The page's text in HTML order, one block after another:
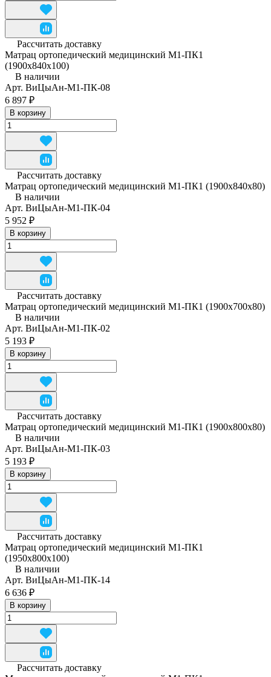
Рассчитать доставку
Матрац ортопедический медицинский М1-ПК1
(1900x840x100)
В наличии
Арт. ВиЦыАн-М1-ПК-08
6 897 ₽
В корзину
Рассчитать доставку
Матрац ортопедический медицинский М1-ПК1 (1900x840x80)
В наличии
Арт. ВиЦыАн-М1-ПК-04
5 952 ₽
В корзину
Рассчитать доставку
Матрац ортопедический медицинский М1-ПК1 (1900х700х80)
В наличии
Арт. ВиЦыАн-М1-ПК-02
5 193 ₽
В корзину
Рассчитать доставку
Матрац ортопедический медицинский М1-ПК1 (1900х800х80)
В наличии
Арт. ВиЦыАн-М1-ПК-03
5 193 ₽
В корзину
Рассчитать доставку
Матрац ортопедический медицинский М1-ПК1
(1950x800x100)
В наличии
Арт. ВиЦыАн-М1-ПК-14
6 636 ₽
В корзину
Рассчитать доставку